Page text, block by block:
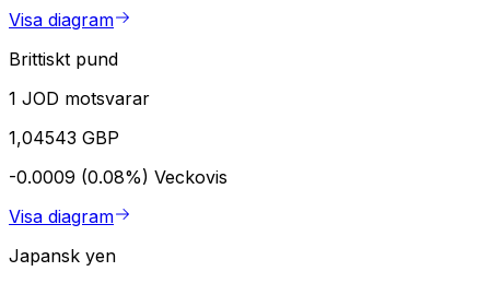
Visa diagram
Brittiskt pund
1 JOD motsvarar
1,04543 GBP
-0.0009 (0.08%) Veckovis
Visa diagram
Japansk yen